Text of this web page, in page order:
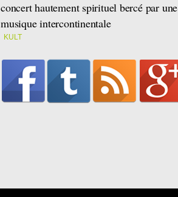
concert hautement spirituel bercé par une
musique intercontinentale
KULT